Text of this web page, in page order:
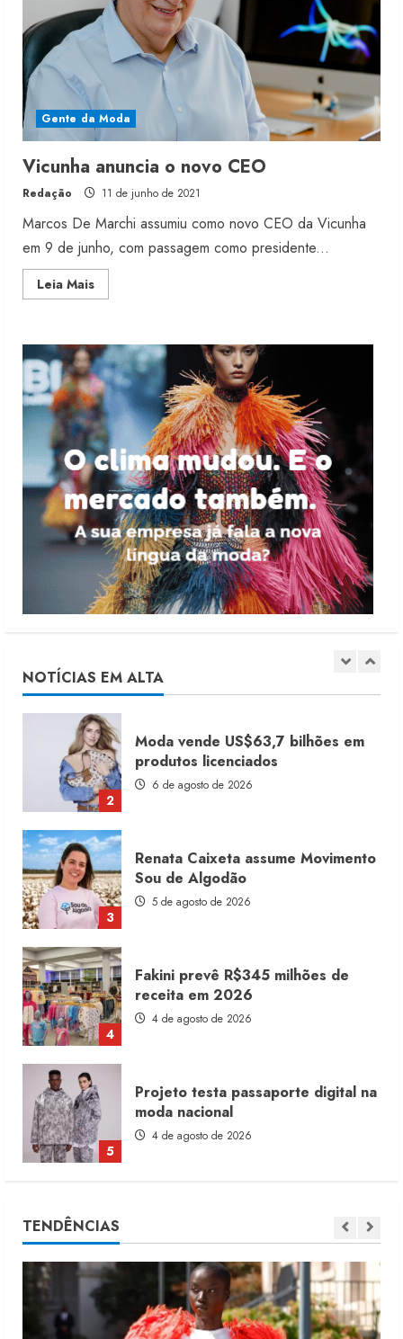
Gente da Moda
Vicunha anuncia o novo CEO
Redação 11 de junho de 2021
Marcos De Marchi assumiu como novo CEO da Vicunha
em 9 de junho, com passagem como presidente...
Leia MaisRead
more
o
novo
CEO
NOTÍCIAS EM ALTA
2
Moda vende US$63,7 bilhões em
produtos licenciados
6 de agosto de 2026
Renata Caixeta assume Movimento
Sou de Algodão
5 de agosto de 2026
5
Projeto testa passaporte digital na
moda nacional
4 de agosto de 2026
1
Dia dos Pais reforça retomada da
moda no varejo
7 de agosto de 2026
2
6 de agosto de 2026
3
Renata Caixeta assume Movimento
Sou de Algodão
5 de agosto de 2026
4
Fakini prevê R$345 milhões de
receita em 2026
4 de agosto de 2026
5
Projeto testa passaporte digital na
moda nacional
4 de agosto de 2026
1
Dia dos Pais reforça retomada da
moda no varejo
7 de agosto de 2026
2
Renata Caixeta assume Movimento
TENDÊNCIAS